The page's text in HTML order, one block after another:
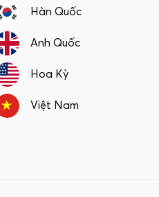
Hàn Quốc
Anh Quốc
Hoa Kỳ
Việt Nam